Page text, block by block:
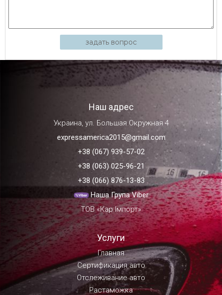
задать вопрос
Наш адрес
Украина, ул. Большая Окружная 4
expressamerica2015@gmail.com
+38 (067) 939-57-02
+38 (063) 025-96-21
+38 (066) 876-13-83
Наша Група Viber
ТОВ «Кар Імпорт»
Услуги
Главная
Сертификация авто
Отслеживание авто
Растаможка